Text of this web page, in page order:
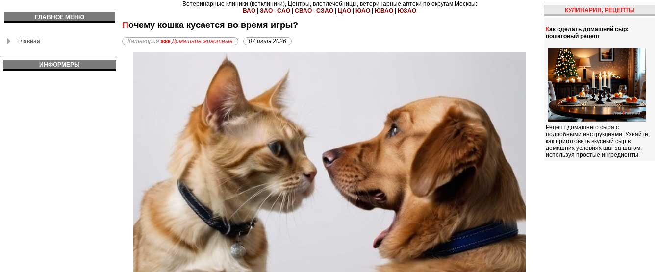
ГЛАВНОЕ МЕНЮ
Главная
ИНФОРМЕРЫ
Ветеринарные клиники (ветклиники), Центры, влетлечебницы, ветеринарные аптеки по округам Москвы:
ВАО
ЗАО САО СВАО СЗАО ЦАО ЮАО ЮВАО ЮЗАО
Почему кошка кусается во время игры?
Категория Домашние животные 07 июля 2026
КУЛИНАРИЯ, РЕЦЕПТЫ
Как сделать домашний сыр:
пошаговый рецепт
Рецепт домашнего сыра с
подробными инструкциями. Узнайте,
как приготовить вкусный сыр в
домашних условиях шаг за шагом,
используя простые ингредиенты.